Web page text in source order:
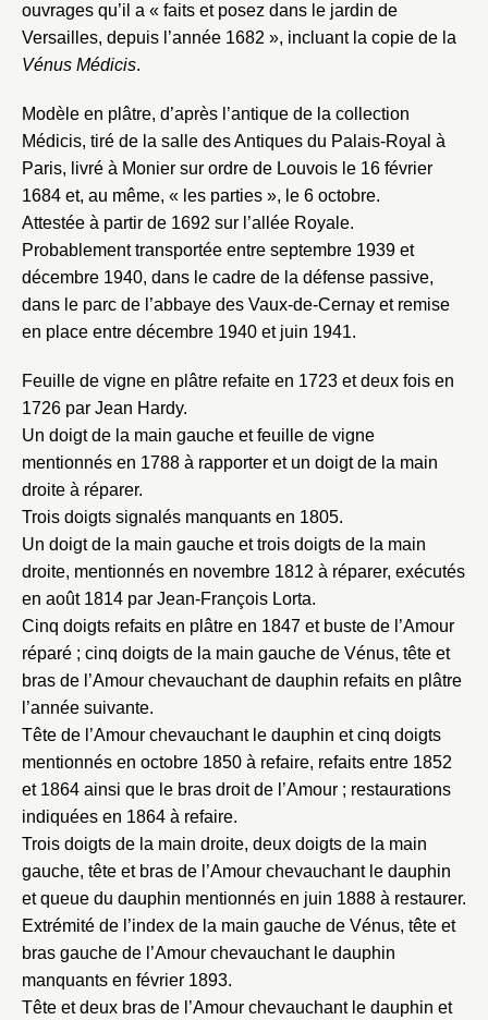
ouvrages qu’il a « faits et posez dans le jardin de
Versailles, depuis l’année 1682 », incluant la copie de la
Vénus Médicis.
Modèle en plâtre, d’après l’antique de la collection
Médicis, tiré de la salle des Antiques du Palais-Royal à
Paris, livré à Monier sur ordre de Louvois le 16 février
1684 et, au même, « les parties », le 6 octobre.
Attestée à partir de 1692 sur l’allée Royale.
Probablement transportée entre septembre 1939 et
décembre 1940, dans le cadre de la défense passive,
dans le parc de l’abbaye des Vaux-de-Cernay et remise
en place entre décembre 1940 et juin 1941.
Feuille de vigne en plâtre refaite en 1723 et deux fois en
1726 par Jean Hardy.
Un doigt de la main gauche et feuille de vigne
mentionnés en 1788 à rapporter et un doigt de la main
droite à réparer.
Trois doigts signalés manquants en 1805.
Un doigt de la main gauche et trois doigts de la main
droite, mentionnés en novembre 1812 à réparer, exécutés
en août 1814 par Jean-François Lorta.
Cinq doigts refaits en plâtre en 1847 et buste de l’Amour
réparé ; cinq doigts de la main gauche de Vénus, tête et
bras de l’Amour chevauchant de dauphin refaits en plâtre
l’année suivante.
Tête de l’Amour chevauchant le dauphin et cinq doigts
mentionnés en octobre 1850 à refaire, refaits entre 1852
et 1864 ainsi que le bras droit de l’Amour ; restaurations
indiquées en 1864 à refaire.
Trois doigts de la main droite, deux doigts de la main
gauche, tête et bras de l’Amour chevauchant le dauphin
et queue du dauphin mentionnés en juin 1888 à restaurer.
Extrémité de l’index de la main gauche de Vénus, tête et
bras gauche de l’Amour chevauchant le dauphin
manquants en février 1893.
Tête et deux bras de l’Amour chevauchant le dauphin et
Fermer
Choix du dossier où ajouter la
notice
Connexion